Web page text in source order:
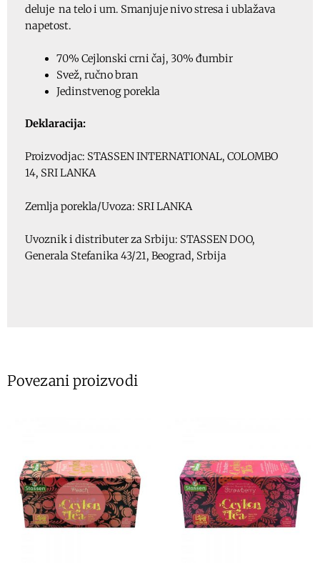
deluje na telo i um. Smanjuje nivo stresa i ublažava
napetost.
70% Cejlonski crni čaj, 30% đumbir
Svež, ručno bran
Jedinstvenog porekla
Deklaracija:
Proizvodjac: STASSEN INTERNATIONAL, COLOMBO
14, SRI LANKA
Zemlja porekla/Uvoza: SRI LANKA
Uvoznik i distributer za Srbiju: STASSEN DOO,
Generala Stefanika 43/21, Beograd, Srbija
Povezani proizvodi